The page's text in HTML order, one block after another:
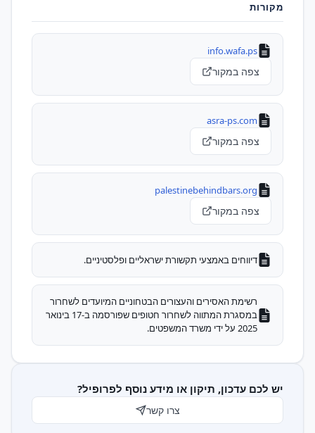
מקורות
info.wafa.ps
צפה במקור
asra-ps.com
צפה במקור
palestinebehindbars.org
צפה במקור
דיווחים באמצעי תקשורת ישראליים ופלסטיניים.
רשימת האסירים והעצורים הבטחוניים המיועדים לשחרור
במסגרת המתווה לשחרור חטופים שפורסמה ב-17 בינואר
2025 על ידי משרד המשפטים.
יש לכם עדכון, תיקון או מידע נוסף לפרופיל?
צרו קשר